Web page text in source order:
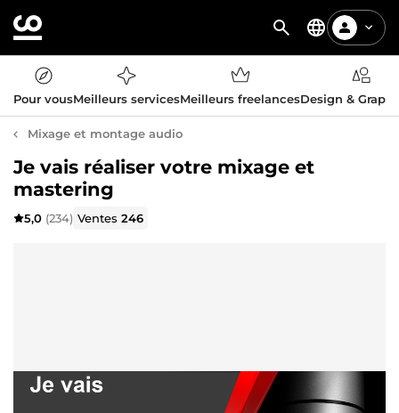
Pour vousMeilleurs servicesMeilleurs freelancesDesign &
Mixage et montage audio
Je vais réaliser votre mixage et
mastering
5,0 (234) Ventes246